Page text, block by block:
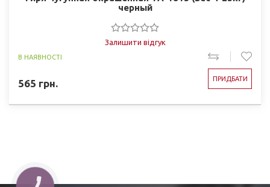
черный
Залишити відгук
В НАЯВНОСТІ
565 грн. ПРИДБАТИ
КНОПКА